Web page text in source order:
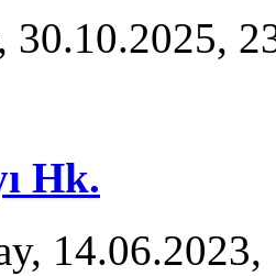
30.10.2025,
Hk.